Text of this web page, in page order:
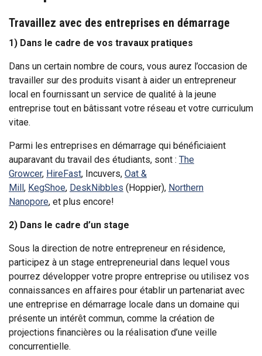
Travaillez avec des entreprises en démarrage
1) Dans le cadre de vos travaux pratiques
Dans un certain nombre de cours, vous aurez l’occasion de
travailler sur des produits visant à aider un entrepreneur
local en fournissant un service de qualité à la jeune
entreprise tout en bâtissant votre réseau et votre curriculum
vitae.
Parmi les entreprises en démarrage qui bénéficiaient
auparavant du travail des étudiants, sont : The
Growcer, HireFast, Incuvers, Oat &
Mill , KegShoe, DeskNibbles (Hoppier), Northern
Nanopore, et plus encore!
2) Dans le cadre d’un stage
Sous la direction de notre entrepreneur en résidence,
participez à un stage entrepreneurial dans lequel vous
pourrez développer votre propre entreprise ou utilisez vos
connaissances en affaires pour établir un partenariat avec
une entreprise en démarrage locale dans un domaine qui
présente un intérêt commun, comme la création de
projections financières ou la réalisation d’une veille
concurrentielle.